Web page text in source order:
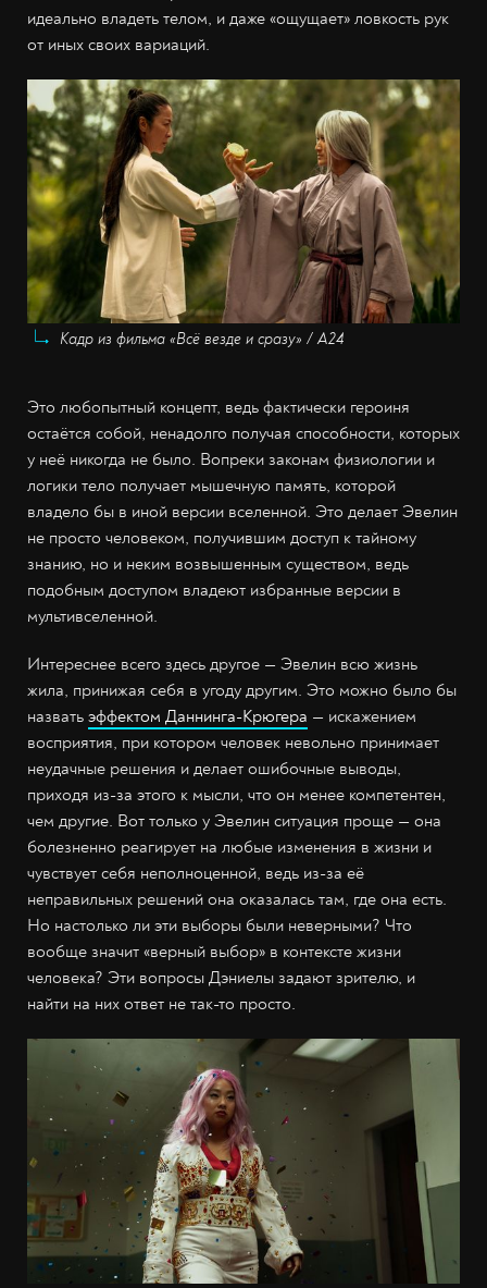
идеально владеть телом, и даже «ощущает» ловкость рук
от иных своих вариаций.
Кадр из фильма «Всё везде и сразу» / A24
Это любопытный концепт, ведь фактически героиня
остаётся собой, ненадолго получая способности, которых
у неё никогда не было. Вопреки законам физиологии и
логики тело получает мышечную память, которой
владело бы в иной версии вселенной. Это делает Эвелин
не просто человеком, получившим доступ к тайному
знанию, но и неким возвышенным существом, ведь
подобным доступом владеют избранные версии в
мультивселенной.
Интереснее всего здесь другое — Эвелин всю жизнь
жила, принижая себя в угоду другим. Это можно было бы
назвать эффектом Даннинга-Крюгера — искажением
восприятия, при котором человек невольно принимает
неудачные решения и делает ошибочные выводы,
приходя из-за этого к мысли, что он менее компетентен,
чем другие. Вот только у Эвелин ситуация проще — она
болезненно реагирует на любые изменения в жизни и
чувствует себя неполноценной, ведь из-за её
неправильных решений она оказалась там, где она есть.
Но настолько ли эти выборы были неверными? Что
вообще значит «верный выбор» в контексте жизни
человека? Эти вопросы Дэниелы задают зрителю, и
найти на них ответ не так-то просто.